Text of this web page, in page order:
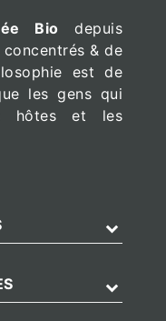
Bio depuis
& de
est de
les gens qui
hôtes et les